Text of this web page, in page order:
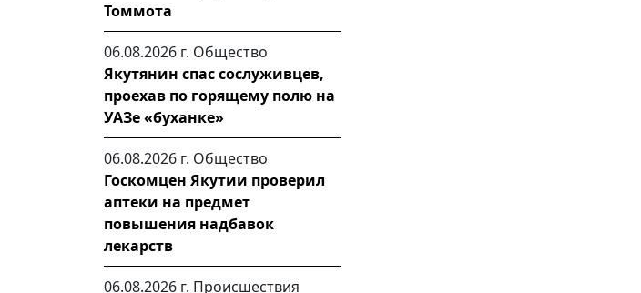
Томмота
06.08.2026 г. Общество
Якутянин спас сослуживцев,
проехав по горящему полю на
УАЗе «буханке»
06.08.2026 г. Общество
Госкомцен Якутии проверил
аптеки на предмет
повышения надбавок
лекарств
06.08.2026 г. Происшествия